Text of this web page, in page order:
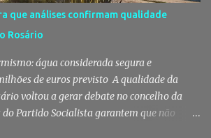
de cerca de 4,8 milhões de euros que
uma notícia publicada pelo Página UM. O
outros aspetos, o recurso ao ajuste direto
adjudicatária, uma socied...
que análises confirmam qualidade
Rosário
água considerada segura e
de euros previsto A qualidade da
voltou a gerar debate no concelho da
Partido Socialista garantem que não